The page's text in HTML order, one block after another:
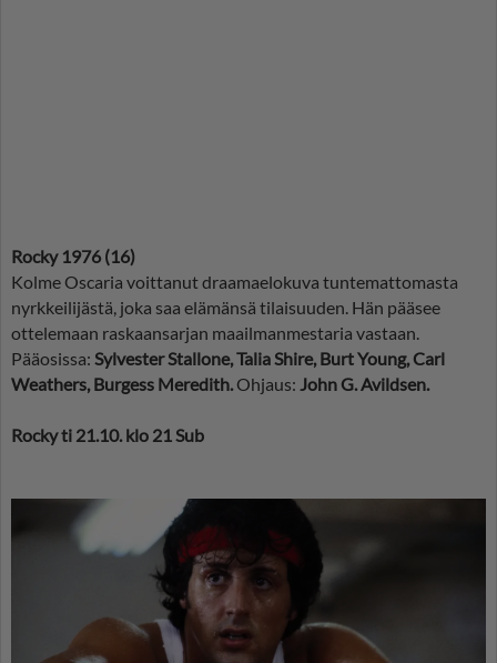
Rocky 1976 (16)
Kolme Oscaria voittanut draamaelokuva tuntemattomasta
nyrkkeilijästä, joka saa elämänsä tilaisuuden. Hän pääsee
ottelemaan raskaansarjan maailmanmestaria vastaan.
Pääosissa: Sylvester Stallone, Talia Shire, Burt Young, Carl
Weathers, Burgess Meredith.Ohjaus: John G. Avildsen.
Rocky ti 21.10. klo 21 Sub